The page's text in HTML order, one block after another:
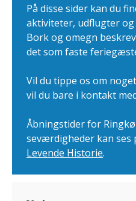
På disse sider kan du
aktiviteter, udflugter og
Bork og omegn
det som faste
Vil du tippe os om
vil du bare i kontakt
Åbningstider for
seværdigheder kan ses
Levende Historie.